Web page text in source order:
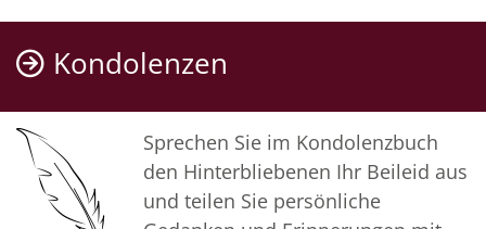
Kondolenzen
Sprechen Sie im Kondolenzbuch
den Hinterbliebenen Ihr Beileid aus
und teilen Sie persönliche